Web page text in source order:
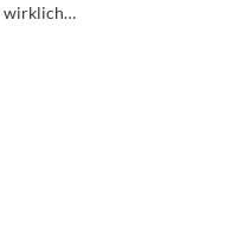
wirklich…